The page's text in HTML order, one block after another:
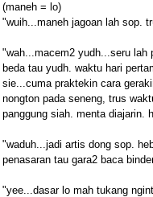
(maneh = lo)
"wuih...maneh jagoan lah sop.
"wah...macem2 yudh...seru lah
beda tau yudh. waktu hari
sie...cuma praktekin cara
nongton pada seneng, trus
panggung siah. menta diajarin.
"waduh...jadi artis dong sop.
penasaran tau gara2 baca
"yee...dasar lo mah tukang